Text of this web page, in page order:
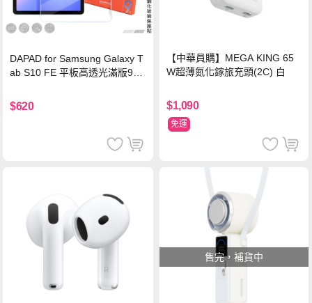
DAPAD for Samsung Galaxy T
ab S10 FE 平板高透光滿版9H
$620
【中華員購】MEGA KING 65
W超薄氮化鎵旅充頭(2C) 白
$1,090
免運
售完，補貨中